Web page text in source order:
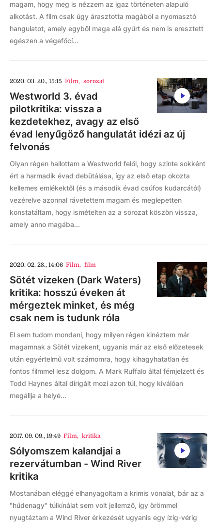
magam, hogy meg is nézzem az igaz történeten alapuló
alkotást. A film csak úgy árasztotta magából a nyomasztó
hangulatot, amely egyből maga alá gyűrt és nem is eresztett
egészen a végefőcí...
2020. 03. 20., 15:15 Film, sorozat
Westworld 3. évad
pilotkritika: vissza a
kezdetekhez, avagy az első
évad lenyűgöző hangulatát idézi az új
felvonás
Olyan régen hallottam a Westworld felől, hogy szinte sokként
ért a harmadik évad debütálása, így az első etap okozta
kellemes emlékektől (és a második évad csúfos kudarcától)
vezérelve azonnal rávetettem magam és meglepetten
konstatáltam, hogy ismételten az a sorozat köszön vissza,
amely anno magába...
2020. 02. 28., 14:06 Film, film
Sötét vizeken (Dark Waters)
kritika: hosszú éveken át
mérgeztek minket, és még
csak nem is tudunk róla
El sem tudom mondani, hogy milyen régen kinéztem már
magamnak a Sötét vizekent, ugyanis már az első előzetesek
után egyértelmű volt számomra, hogy kihagyhatatlan és
fontos filmmel lesz dolgom. A Mark Ruffalo által fémjelzett és
Todd Haynes által dirigált mozi azon túl, hogy kiválóan
megállja a helyé...
2017. 09. 09., 19:49 Film, kritika
Sólyomszem kalandjai a
rezervátumban - Wind River
kritika
Mostanában eléggé elhanyagoltam a krimis vonalat, bár az a
"hűdenagy" túlkínálat sem volt jellemző, így örömmel
nyugtáztam a Wind River érkezését ugyanis egy ízig-vérig